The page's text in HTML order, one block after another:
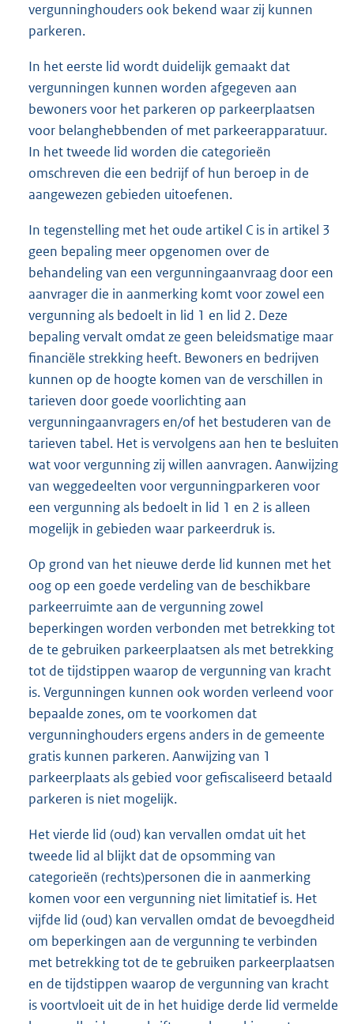
vergunninghouders ook bekend waar zij kunnen
parkeren.
In het eerste lid wordt duidelijk gemaakt dat
vergunningen kunnen worden afgegeven aan
bewoners voor het parkeren op parkeerplaatsen
voor belanghebbenden of met parkeerapparatuur.
In het tweede lid worden die categorieën
omschreven die een bedrijf of hun beroep in de
aangewezen gebieden uitoefenen.
In tegenstelling met het oude artikel C is in artikel 3
geen bepaling meer opgenomen over de
behandeling van een vergunningaanvraag door een
aanvrager die in aanmerking komt voor zowel een
vergunning als bedoelt in lid 1 en lid 2. Deze
bepaling vervalt omdat ze geen beleidsmatige maar
financiële strekking heeft. Bewoners en bedrijven
kunnen op de hoogte komen van de verschillen in
tarieven door goede voorlichting aan
vergunningaanvragers en/of het bestuderen van de
tarieven tabel. Het is vervolgens aan hen te besluiten
wat voor vergunning zij willen aanvragen. Aanwijzing
van weggedeelten voor vergunningparkeren voor
een vergunning als bedoelt in lid 1 en 2 is alleen
mogelijk in gebieden waar parkeerdruk is.
Op grond van het nieuwe derde lid kunnen met het
oog op een goede verdeling van de beschikbare
parkeerruimte aan de vergunning zowel
beperkingen worden verbonden met betrekking tot
de te gebruiken parkeerplaatsen als met betrekking
tot de tijdstippen waarop de vergunning van kracht
is. Vergunningen kunnen ook worden verleend voor
bepaalde zones, om te voorkomen dat
vergunninghouders ergens anders in de gemeente
gratis kunnen parkeren. Aanwijzing van 1
parkeerplaats als gebied voor gefiscaliseerd betaald
parkeren is niet mogelijk.
Het vierde lid (oud) kan vervallen omdat uit het
tweede lid al blijkt dat de opsomming van
categorieën (rechts)personen die in aanmerking
komen voor een vergunning niet limitatief is. Het
vijfde lid (oud) kan vervallen omdat de bevoegdheid
om beperkingen aan de vergunning te verbinden
met betrekking tot de te gebruiken parkeerplaatsen
en de tijdstippen waarop de vergunning van kracht
is voortvloeit uit de in het huidige derde lid vermelde